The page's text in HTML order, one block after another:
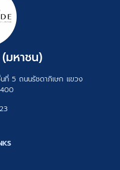
มหาชน)
นที่ 5 ถนนรัชดาภิเษก แขวง